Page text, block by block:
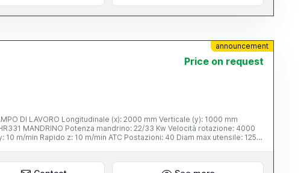
announcement
Price on request
Sistema filtraggio: coolant tank with paper filter Frigorifero: si